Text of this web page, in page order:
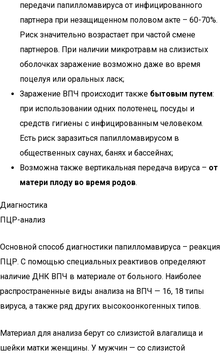
передачи папилломавируса от инфицированного
партнера при незащищенном половом акте – 60-70%.
Риск значительно возрастает при частой смене
партнеров. При наличии микротравм на слизистых
оболочках заражение возможно даже во время
поцелуя или оральных ласк;
Заражение ВПЧ происходит также бытовым путем:
при использовании одних полотенец, посуды и
средств гигиены с инфицированным человеком.
Есть риск заразиться папилломавирусом в
общественных саунах, банях и бассейнах;
Возможна также вертикальная передача вируса – от
матери плоду во время родов.
Диагностика
ПЦР-анализ
Основной способ диагностики папилломавируса – реакция
ПЦР. С помощью специальных реактивов определяют
наличие ДНК ВПЧ в материале от больного. Наиболее
распространенные виды анализа на ВПЧ — 16, 18 типы
вируса, а также ряд других высокоонкогенных типов.
Материал для анализа берут со слизистой влагалища и
шейки матки женщины. У мужчин — со слизистой